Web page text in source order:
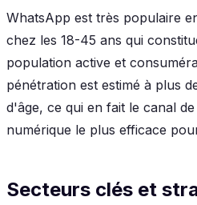
WhatsApp est très populaire
chez les 18-45 ans qui
population active et
pénétration est estimé à plus
d'âge, ce qui en fait le canal
numérique le plus efficace
Secteurs clés et